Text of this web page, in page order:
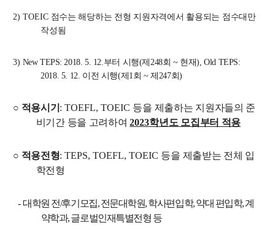
2) TOEIC 점수는 해당하는 전형 지원자격에서 활용되는 점수대만
작성됨
3) New TEPS: 2018. 5. 12.부터 시행(제 248회 ~ 현재), Old TEPS:
2018. 5. 12. 이전 시행(제 1회~제 247회)
○ 적용시기 : TOEFL, TOEIC 등을 제출하는 지원자들의 준
비기간 등을 고려하여2023학년도 모집부터 적용
○ 적용전형: TEPS, TOEFL, TOEIC 등을 제출받는 전체 입
학전형
- 대학원 전/후기모집,전문대학원,학사편입학,약대 편입학,계
약학과,글로벌인재특별전형 등